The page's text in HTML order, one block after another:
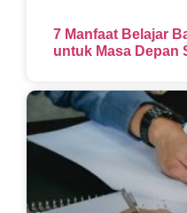
7 Manfaat Belajar
untuk Masa Depan